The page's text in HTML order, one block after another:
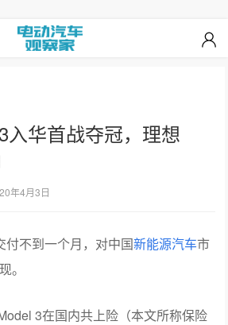
入华首战夺冠，理想
年4月3日
付不到一个月，对中国新能源汽车市
。
3在国内共上险（本文所称保险